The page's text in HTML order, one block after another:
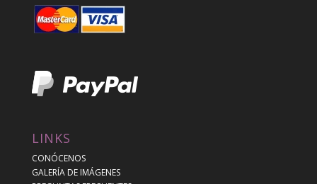
LINKS
CONÓCENOS
GALERÍA DE IMÁGENES